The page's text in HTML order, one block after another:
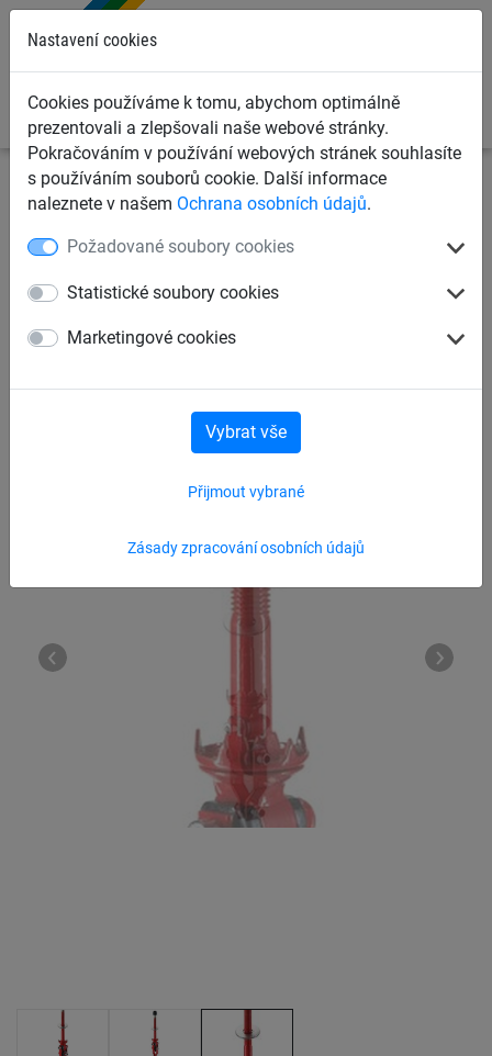
Nastavení cookies
Cookies používáme k tomu, abychom optimálně
prezentovali a zlepšovali naše webové stránky.
Pokračováním v používání webových stránek souhlasíte
s používáním souborů cookie. Další informace
naleznete v našem Ochrana osobních údajů.
Požadované soubory cookies
Statistické soubory cookies
Marketingové cookies
Zásady zpracování osobních údajů
Přijmout vybrané
Vybrat vše
Dětská lanová hřiště
Příslušenství pro houpačky
Křížový kloub